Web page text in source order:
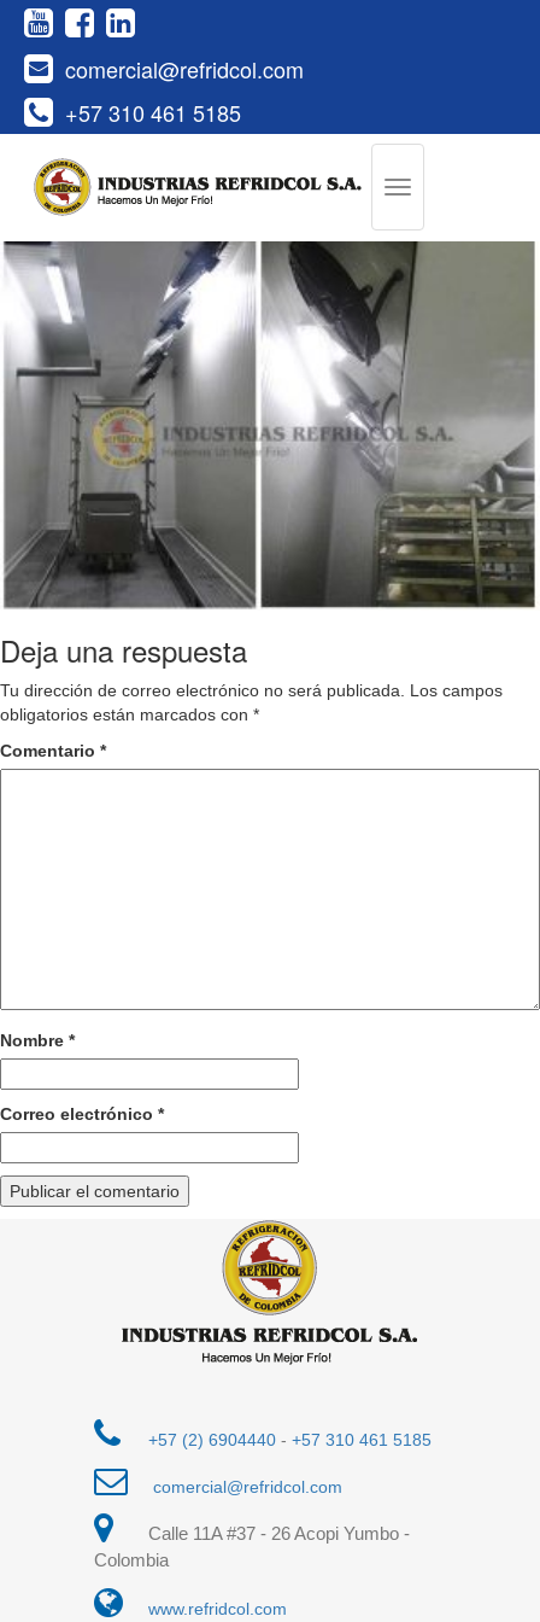
+57 310 461 5185
comercial@refridcol.com
Deja una respuesta
Tu dirección de correo electrónico no será publicada.
Los campos
obligatorios están marcados con *
Comentario *
Nombre *
Correo electrónico *
+57 (2) 6904440- +57 310 461 5185
comercial@refridcol.com
Calle 11A #37 - 26 Acopi Yumbo -
Colombia
www.refridcol.com